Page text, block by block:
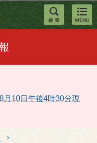
へ移動
月10日午後4時30分現